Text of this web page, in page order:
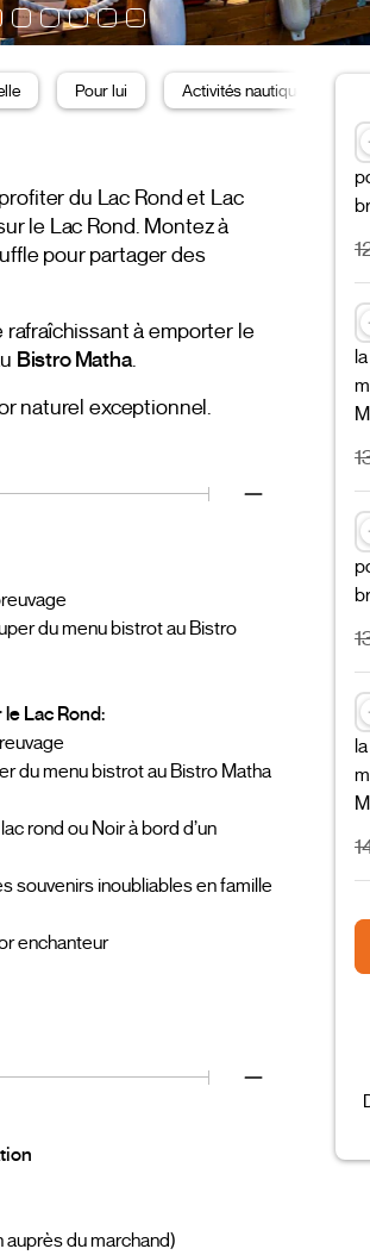
Pour lui Activités nautiques
du Lac Rond et Lac
le Lac Rond. Montez à
pour partager des
à emporter le
Bistro Matha.
naturel exceptionnel.
du menu bistrot au Bistro
Lac Rond:
du menu bistrot au Bistro Matha
rond ou Noir à bord d’un
souvenirs inoubliables en famille
enchanteur
du marchand)